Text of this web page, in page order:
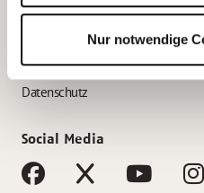
Nur notwendige
AWO Gliederungen nach
Impressum
Datenschutz
Social Media